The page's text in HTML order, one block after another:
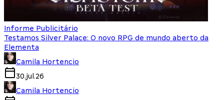
Informe Publicitário
Testamos Silver Palace: O novo RPG de mundo aberto da
Elementa
Camila Hortencio
30.jul.26
Camila Hortencio